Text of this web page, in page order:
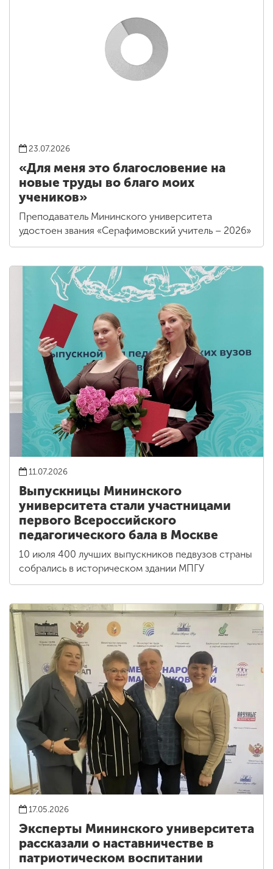
23.07.2026
«Для меня это благословение на
новые труды во благо моих
учеников»
Преподаватель Мининского университета
удостоен звания «Серафимовский учитель – 2026»
11.07.2026
Выпускницы Мининского
университета стали участницами
первого Всероссийского
педагогического бала в Москве
10 июля 400 лучших выпускников педвузов страны
собрались в историческом здании МПГУ
17.05.2026
Эксперты Мининского университета
рассказали о наставничестве в
патриотическом воспитании